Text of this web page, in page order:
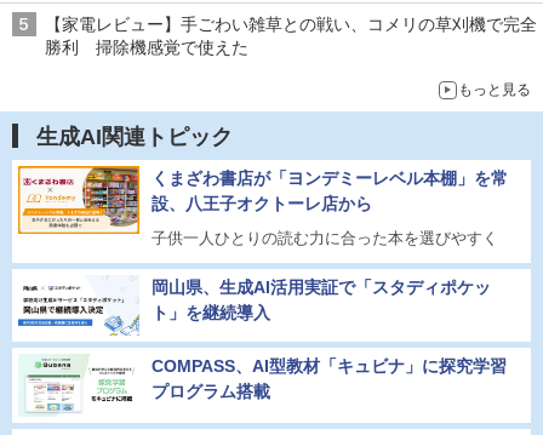
【家電レビュー】手ごわい雑草との戦い、コメリの草刈機で完全
勝利 掃除機感覚で使えた
もっと見る
生成AI関連トピック
くまざわ書店が「ヨンデミーレベル本棚」を常
設、八王子オクトーレ店から
子供一人ひとりの読む力に合った本を選びやすく
岡山県、生成AI活用実証で「スタディポケッ
ト」を継続導入
COMPASS、AI型教材「キュビナ」に探究学習
プログラム搭載